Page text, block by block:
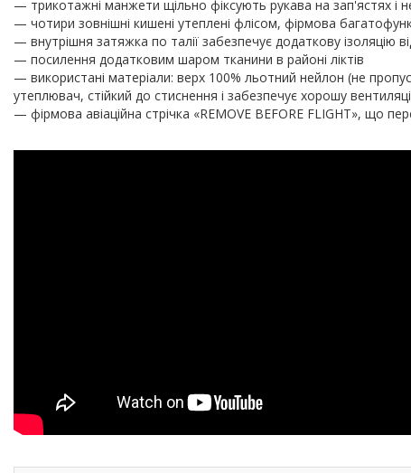
— трикотажні манжети щільно фіксують рукава на зап'ястях і
— чотири зовнішні кишені утеплені флісом, фірмова
— внутрішня затяжка по талії забезпечує додаткову ізоляцію
— посилення додатковим шаром тканини в районі ліктів
— використані матеріали: верх 100% льотний нейлон (не
утеплювач, стійкий до стиснення і забезпечує хорошу
— фірмова авіаційна стрічка «REMOVE BEFORE FLIGHT», що